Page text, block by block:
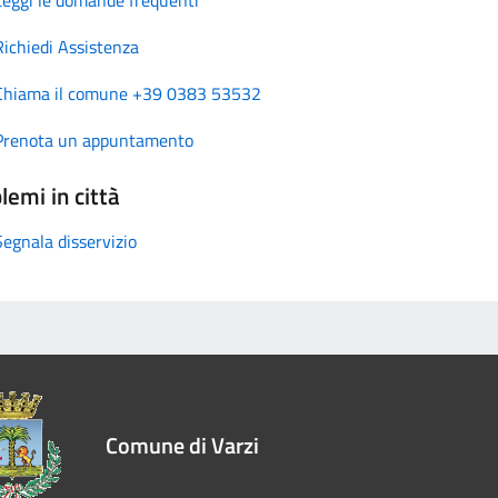
Assistenza
il comune +39 0383 53532
un appuntamento
in città
disservizio
Comune di Varzi